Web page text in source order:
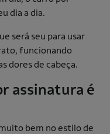
dia a dia.
será seu para usar
funcionando
dores de cabeça.
assinatura é
bem no estilo de